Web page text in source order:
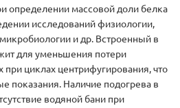
определении массовой доли белка
исследований физиологии,
и др. Встроенный в
для уменьшения потери
циклах центрифугирования, что
показания. Наличие подогрева в
водяной бани при